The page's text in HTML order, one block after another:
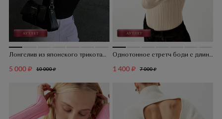
Лонгслив из японского трикотажа с вырезом на спине
5 000 10 000
Однотонное стретч боди с длинным рукавом
1 400 7 000